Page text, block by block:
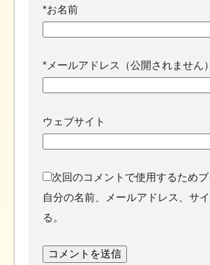
*お名前
* メールアドレス（公開されません）
ウェブサイト
次回のコメントで使用するため
自分の名前、メールアドレス、サ
る。